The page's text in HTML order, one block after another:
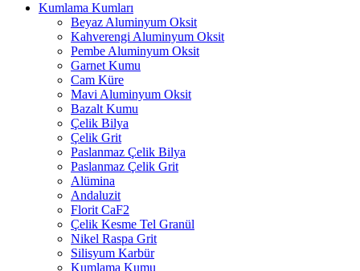
Kumlama Kumları
Beyaz Aluminyum Oksit
Kahverengi Aluminyum Oksit
Pembe Aluminyum Oksit
Garnet Kumu
Cam Küre
Mavi Aluminyum Oksit
Bazalt Kumu
Çelik Bilya
Çelik Grit
Paslanmaz Çelik Bilya
Paslanmaz Çelik Grit
Alümina
Andaluzit
Florit CaF2
Çelik Kesme Tel Granül
Nikel Raspa Grit
Silisyum Karbür
Kumlama Kumu